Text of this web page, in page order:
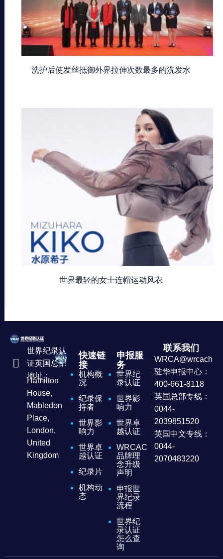
洗护后使发丝抵御外界拉伸次数最多的洗发水
世界最轻的女士连帽运动风衣
世界纪录认
证英国总部
地址：
Hamilton
House,
Mabledon
Place,
London,
United
Kingdom
快速链
接
机构概
况
纪录保
持者
世界影
响力
世界卓
越认证
纪录片
机构动
态
申报服
务
世界纪
录认证
世界影
响力
世界卓
越认证
WRCAC
品牌理
念升级
声明
申报世
界纪录
流程
世界纪
录认证
怎么查
询
联系我们
驻华申报中心：
400-661-8118
英国总部专线：
0044-
2039851520
英国中文专线：
0044-
2070483220